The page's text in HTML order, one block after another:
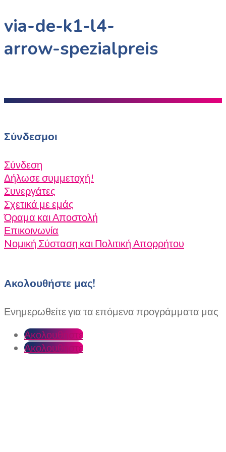
via-de-k1-l4-
arrow-spezialpreis
Σύνδεσμοι
Σύνδεση
Δήλωσε συμμετοχή!
Συνεργάτες
Σχετικά με εμάς
Όραμα και Αποστολή
Επικοινωνία
Nομική Σύσταση και Πολιτική Απορρήτου
Ακολουθήστε μας!
Ενημερωθείτε για τα επόμενα προγράμματα μας
Ακολουθήστε
Ακολουθήστε